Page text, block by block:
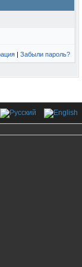
| Забыли пароль?